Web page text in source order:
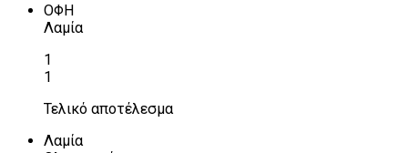
ΟΦΗ
Λαμία
1
1
Τελικό αποτέλεσμα
Λαμία